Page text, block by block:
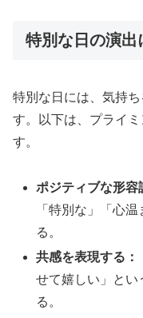
特別な日の演出
特別な日には、気持
す。以下は、プライ
す。
ポジティブな形容
「特別な」「心
る。
共感を表現する：
せて嬉しい」とい
る。